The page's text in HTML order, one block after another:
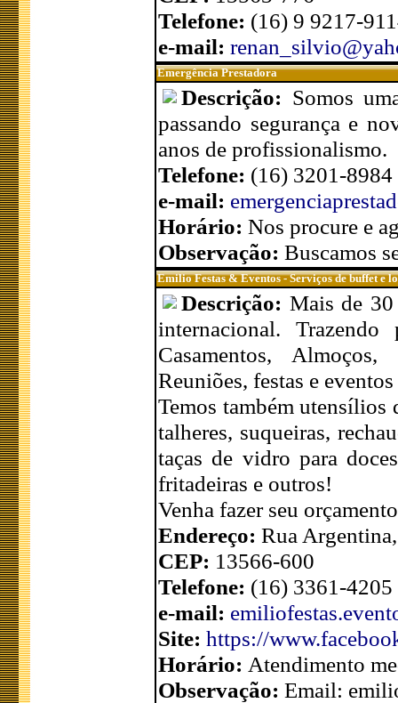
Telefone: (16) 9 9217-
e-mail:
Emergência Prestadora
Descrição: Somos
passando segurança e
anos de profissionalismo.
Telefone: (16) 3201-
e-mail:
Horário: Nos procure e
Observação: Buscamos
Emilio Festas & Eventos - Serviços de buffet e
Descrição: Mais de
internacional.
Casamentos,
Reuniões, festas e
Temos também utensílios
talheres, suqueiras,
taças de vidro para
fritadeiras e outros!
Venha fazer seu
Endereço: Rua
CEP: 13566-600
Telefone: (16) 3361-
e-mail:
Site: https://
Horário: Atendimento
Observação: Email: